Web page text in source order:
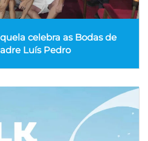
celebra as Bodas de
Luís Pedro